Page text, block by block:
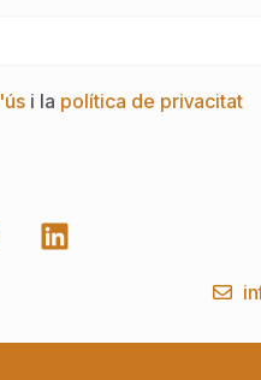
i la política de privacitat